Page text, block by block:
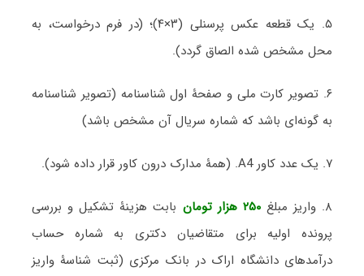
۵. یک قطعه عکس پرسنلی (۳×۴)؛ (در فرم درخواست، به
محل مشخص شده الصاق گردد).
۶. تصویر کارت ملی و صفحۀ اول شناسنامه (تصویر شناسنامه
به گونه‌ای باشد که شماره سریال آن مشخص باشد)
۷. یک عدد کاور A4. (همۀ مدارک درون کاور قرار داده شود).
۸. واریز مبلغ ۲۵۰ هزار تومان
بابت هزینۀ تشکیل و بررسی
پرونده اولیه برای متقاضیان دکتری به شماره حساب
درآمدهای دانشگاه اراک در بانک مرکزی (ثبت شناسۀ واریز